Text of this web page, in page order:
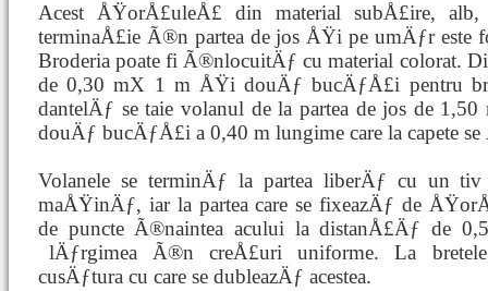
Acest ÅŸorÅ£uleÅ£ din material subÅ£ire,
terminaÅ£ie Ã®n partea de jos ÅŸi pe umÄƒr este
Broderia poate fi Ã®nlocuitÄƒ cu material colorat.
de 0,30 mX 1 m ÅŸi douÄƒ bucÄƒÅ£i pentru
dantelÄƒ se taie volanul de la partea de jos de
douÄƒ bucÄƒÅ£i a 0,40 m lungime care la capete
Volanele se terminÄƒ la partea liberÄƒ cu un
maÅŸinÄƒ, iar la partea care se fixeazÄƒ de
de puncte Ã®naintea acului la distanÅ£Äƒ de
lÄƒrgimea Ã®n creÅ£uriuniforme. La
cusÄƒtura cu care se dubleazÄƒ acestea.